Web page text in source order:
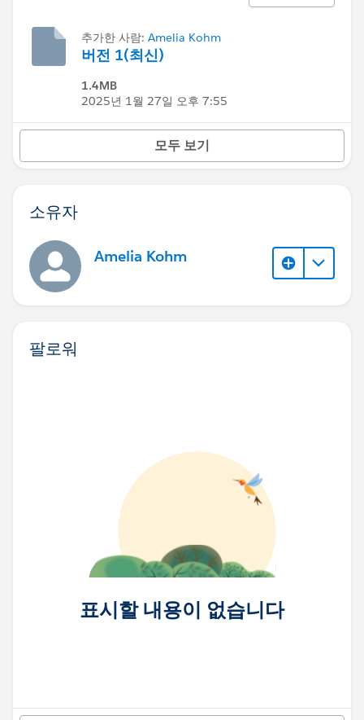
추가한 사람: Amelia Kohm
버전 1(최신)
1.4MB
2025년 1월 27일 오후 7:55
모두 보기
소유자
Amelia Kohm
팔로워
표시할 내용이 없습니다